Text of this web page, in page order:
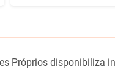
Próprios disponibiliza